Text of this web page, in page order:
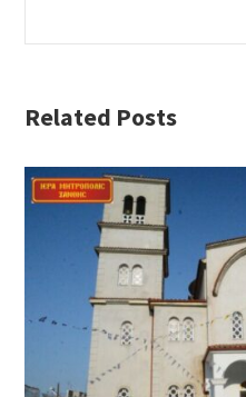
Related Posts